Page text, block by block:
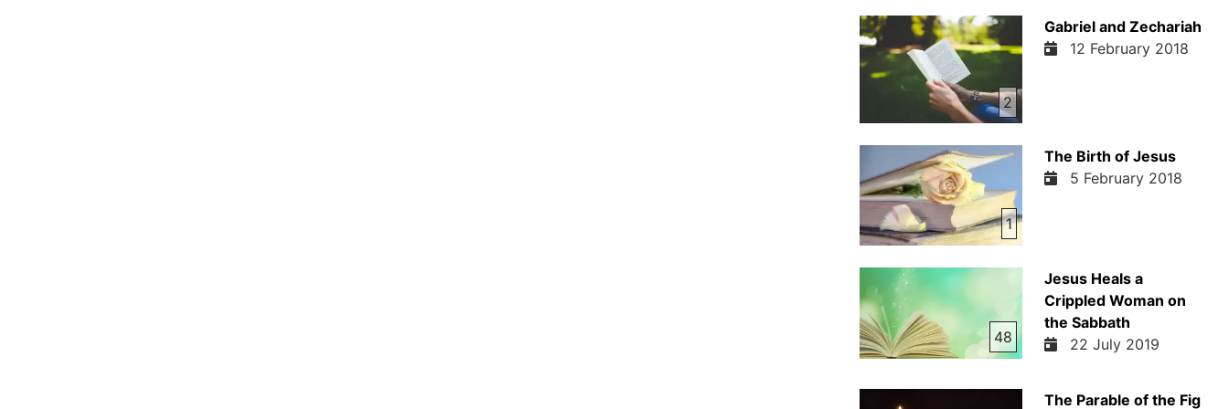
2
Gabriel and Zechariah
12 February 2018
1
The Birth of Jesus
5 February 2018
48
Jesus Heals a
Crippled Woman on
the Sabbath
22 July 2019
The Parable of the Fig